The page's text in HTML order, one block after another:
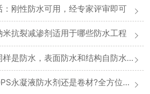
：刚性防水可用，经专家评审即可
米抗裂减渗剂适用于哪些防水工程
是防水，表面防水和结构自防水差在哪
凝液防水剂还是卷材?全方位对比分析